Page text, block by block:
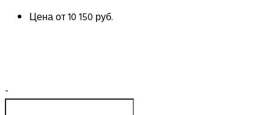
Цена от10 150 руб.
-